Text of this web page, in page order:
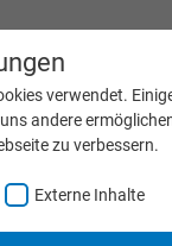
Messe &
verwendet.
andere
zu verbessern.
Externe Inhalte